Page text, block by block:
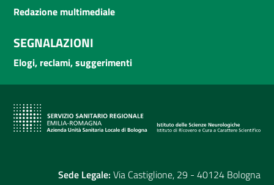
Redazione multimediale
SEGNALAZIONI
Elogi, reclami, suggerimenti
Sede Legale: Via Castiglione, 29 - 40124 Bologna